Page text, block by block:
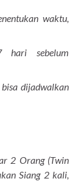
waktu,
hari sebelum
dijadwalkan
2 Orang (Twin
Siang 2 kali,